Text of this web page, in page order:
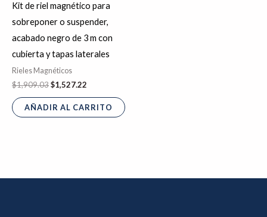
Kit de riel magnético para
sobreponer o suspender,
acabado negro de 3 m con
cubierta y tapas laterales
Rieles Magnéticos
$1,909.03$1,527.22
AÑADIR AL CARRITO